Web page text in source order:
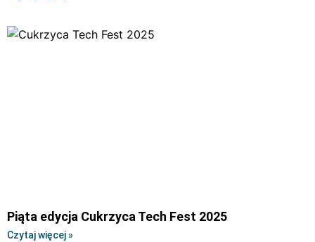
Piąta edycja Cukrzyca Tech Fest 2025
Czytaj więcej »